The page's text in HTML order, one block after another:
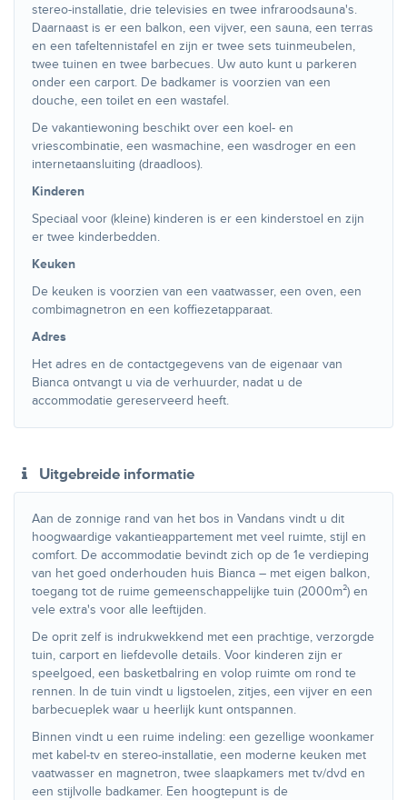
stereo-installatie, drie televisies en twee infraroodsauna's.
Daarnaast is er een balkon, een vijver, een sauna, een terras
en een tafeltennistafel en zijn er twee sets tuinmeubelen,
twee tuinen en twee barbecues. Uw auto kunt u parkeren
onder een carport. De badkamer is voorzien van een
douche, een toilet en een wastafel.
De vakantiewoning beschikt over een koel- en
vriescombinatie, een wasmachine, een wasdroger en een
internetaansluiting (draadloos).
Kinderen
Speciaal voor (kleine) kinderen is er een kinderstoel en zijn
er twee kinderbedden.
Keuken
De keuken is voorzien van een vaatwasser, een oven, een
combimagnetron en een koffiezetapparaat.
Adres
Het adres en de contactgegevens van de eigenaar van
Bianca ontvangt u via de verhuurder, nadat u de
accommodatie gereserveerd heeft.
Uitgebreide informatie
Aan de zonnige rand van het bos in Vandans vindt u dit
hoogwaardige vakantieappartement met veel ruimte, stijl en
comfort. De accommodatie bevindt zich op de 1e verdieping
van het goed onderhouden huis Bianca – met eigen balkon,
toegang tot de ruime gemeenschappelijke tuin (2000m²) en
vele extra's voor alle leeftijden.
De oprit zelf is indrukwekkend met een prachtige, verzorgde
tuin, carport en liefdevolle details. Voor kinderen zijn er
speelgoed, een basketbalring en volop ruimte om rond te
rennen. In de tuin vindt u ligstoelen, zitjes, een vijver en een
barbecueplek waar u heerlijk kunt ontspannen.
Binnen vindt u een ruime indeling: een gezellige woonkamer
met kabel-tv en stereo-installatie, een moderne keuken met
vaatwasser en magnetron, twee slaapkamers met tv/dvd en
een stijlvolle badkamer. Een hoogtepunt is de